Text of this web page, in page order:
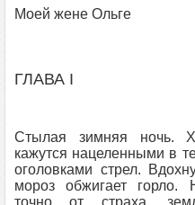
Моей жене Ольге
ГЛАВА I
Стылая зимняя ночь.
кажутся нацеленными в
оголовками стрел.
мороз обжигает горло.
точно от страха,